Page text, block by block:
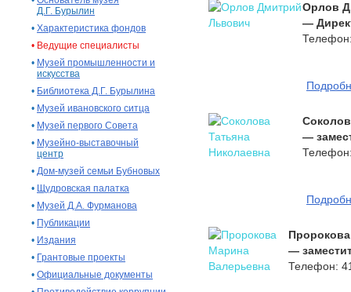
Д.Г. Бурылин
• Характеристика фондов
• Ведущие специалисты
• Музей промышленности и
искусства
• Библиотека Д.Г. Бурылина
• Музей ивановского ситца
• Музей первого Совета
• Музейно-выставочный
центр
• Дом-музей семьи Бубновых
• Щудровская палатка
• Музей Д.А. Фурманова
• Публикации
• Издания
• Грантовые проекты
• Официальные документы
Орлов
—
—
—
Телефон: